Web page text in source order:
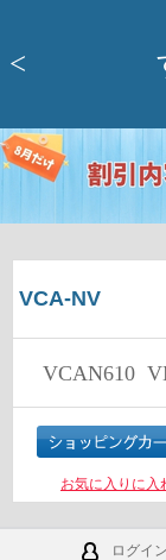
<
VCA-NV
VCAN610
お気に入りに入
ログイン